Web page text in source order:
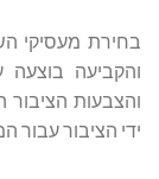
והקביעה בוצעה
ידי הציבור עבור